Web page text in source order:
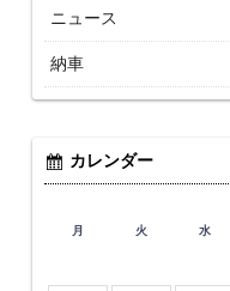
ニュース
納車
カレンダー
月 火 水